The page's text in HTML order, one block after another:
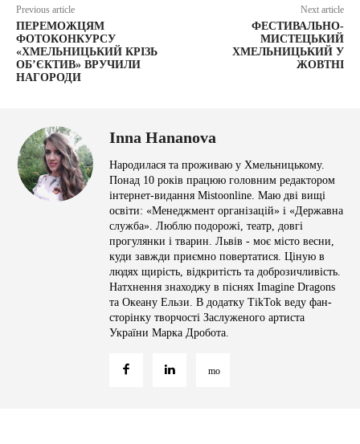
Previous article
ПЕРЕМОЖЦЯМ
ФОТОКОНКУРСУ
«ХМЕЛЬНИЦЬКИЙ КРІЗЬ
ОБ’ЄКТИВ» ВРУЧИЛИ
НАГОРОДИ
Next article
ФЕСТИВАЛЬНО-
МИСТЕЦЬКИЙ
ХМЕЛЬНИЦЬКИЙ У
ЖОВТНІ
Inna Hananova
Народилася та проживаю у Хмельницькому.
Понад 10 років працюю головним редактором
інтернет-видання Mistoonline. Маю дві вищі
освіти: «Менеджмент організацій» і «Державна
служба». Люблю подорожі, театр, довгі
прогулянки і тварин. Львів - моє місто весни,
куди завжди приємно повертатися. Ціную в
людях щирість, відкритість та доброзичливість.
Натхнення знаходжу в піснях Imagine Dragons
та Океану Ельзи. В додатку TikTok веду фан-
сторінку творчості Заслуженого артиста
України Марка Дробота.